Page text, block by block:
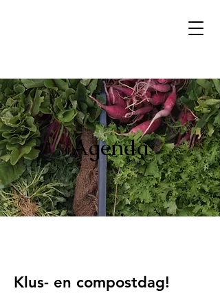
Agenda
Klus- en compostdag!